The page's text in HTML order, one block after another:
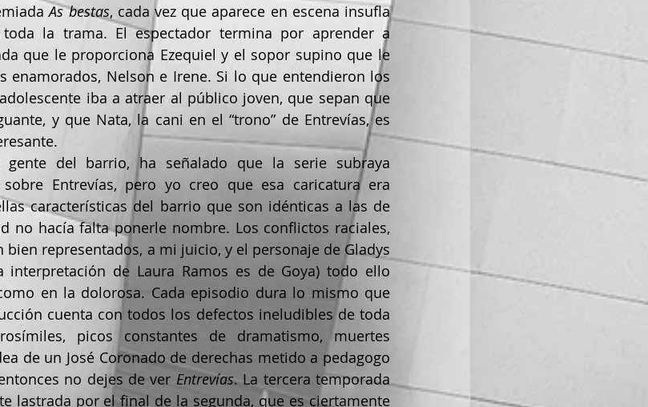
As bestas, cada vez que aparece en escena insufla
la trama. El espectador termina por aprender a
que le proporciona Ezequiel y el sopor supino que le
enamorados, Nelson e Irene. Si lo que entendieron los
iba a atraer al público joven, que sepan que
y que Nata, la cani en el “trono” de Entrevías, es
Entrevías, pero yo creo que esa caricatura era
características del barrio que son idénticas a las de
no hacía falta ponerle nombre. Los conflictos raciales,
bien representados, a mi juicio, y el personaje de Gladys
interpretación de Laura Ramos es de Goya) todo ello
en la dolorosa. Cada episodio dura lo mismo que
cuenta con todos los defectos ineludibles de toda
picos constantes de dramatismo, muertes
de un José Coronado de derechas metido a pedagogo
no dejes de ver Entrevías. La tercera temporada
lastrada por el final de la segunda, que es ciertamente